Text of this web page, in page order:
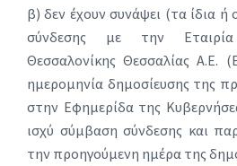
β) δεν έχουν συνάψει (τα ίδια ή
σύνδεσης με την
Θεσσαλονίκης Θεσσαλίας Α.Ε.
ημερομηνία δημοσίευσης της
στην Εφημερίδα της
ισχύ σύμβαση σύνδεσης και
την προηγούμενη ημέρα της